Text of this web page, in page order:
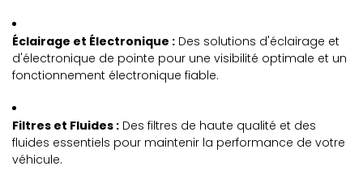
Éclairage et Électronique : Des solutions d'éclairage et
d'électronique de pointe pour une visibilité optimale et un
fonctionnement électronique fiable.
Filtres et Fluides : Des filtres de haute qualité et des
fluides essentiels pour maintenir la performance de votre
véhicule.